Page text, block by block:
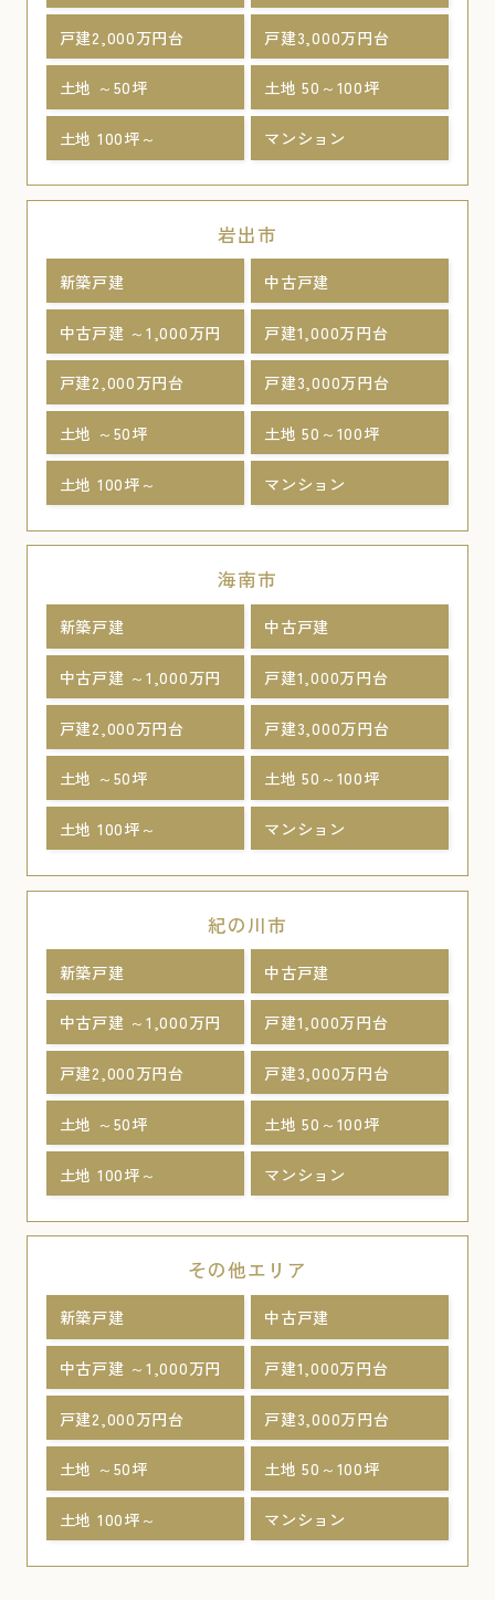
戸建2,000万円台 戸建3,000万円台
土地 ～50坪 土地 50～100坪
土地 100坪～ マンション
岩出市
新築戸建 中古戸建
中古戸建 ～1,000万円 戸建1,000万円台
戸建2,000万円台 戸建3,000万円台
土地 ～50坪 土地 50～100坪
土地 100坪～ マンション
海南市
新築戸建 中古戸建
中古戸建 ～1,000万円 戸建1,000万円台
戸建2,000万円台 戸建3,000万円台
土地 ～50坪 土地 50～100坪
土地 100坪～ マンション
紀の川市
新築戸建 中古戸建
中古戸建 ～1,000万円 戸建1,000万円台
戸建2,000万円台 戸建3,000万円台
土地 ～50坪 土地 50～100坪
土地 100坪～ マンション
その他エリア
新築戸建 中古戸建
中古戸建 ～1,000万円 戸建1,000万円台
戸建2,000万円台 戸建3,000万円台
土地 ～50坪 土地 50～100坪
土地 100坪～ マンション